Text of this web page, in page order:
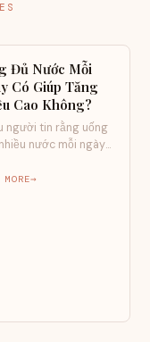
Đủ Nước Mỗi
Có Giúp Tăng
Cao Không?
người tin rằng uống
nước mỗi ngày
MORE